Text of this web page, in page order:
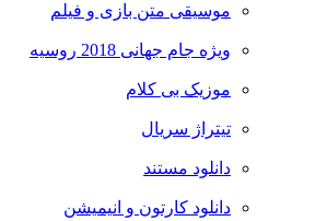
موسیقی متن بازی و فیلم
ویژه جام جهانی 2018 روسیه
موزیک بی کلام
تیتراژ سریال
دانلود مستند
دانلود کارتون و انیمیشن